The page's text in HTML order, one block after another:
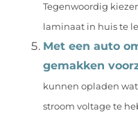
Tegenwoordig
laminaat in huis te
Met een auto
gemakken
kunnen opladen
stroom voltage te